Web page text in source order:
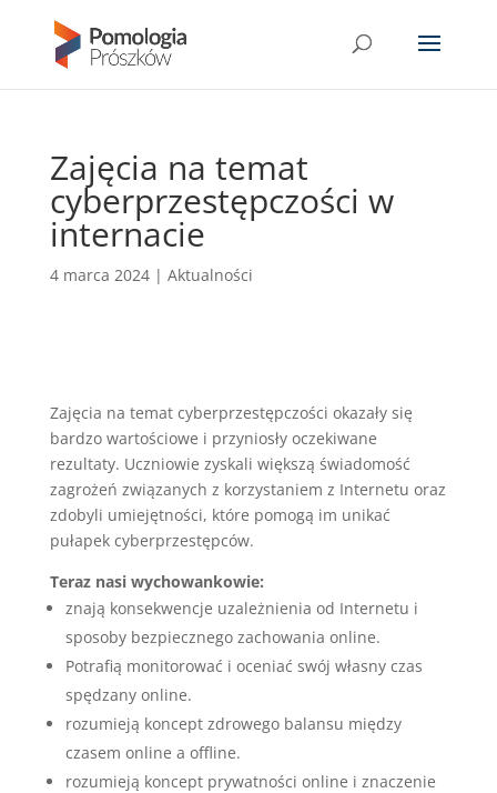
Zajęcia na temat
cyberprzestępczości w
internacie
4 marca 2024| Aktualności
Zajęcia na temat cyberprzestępczości okazały się
bardzo wartościowe i przyniosły oczekiwane
rezultaty. Uczniowie zyskali większą świadomość
zagrożeń związanych z korzystaniem z Internetu oraz
zdobyli umiejętności, które pomogą im unikać
pułapek cyberprzestępców.
Teraz nasi wychowankowie:
znają konsekwencje uzależnienia od Internetu i
sposoby bezpiecznego zachowania online.
Potrafią monitorować i oceniać swój własny czas
spędzany online.
rozumieją koncept zdrowego balansu między
czasem online a offline.
rozumieją koncept prywatności online i znaczenie